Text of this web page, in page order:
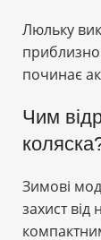
Люльку
приблизно
починає
Чим
Зимові
захист від